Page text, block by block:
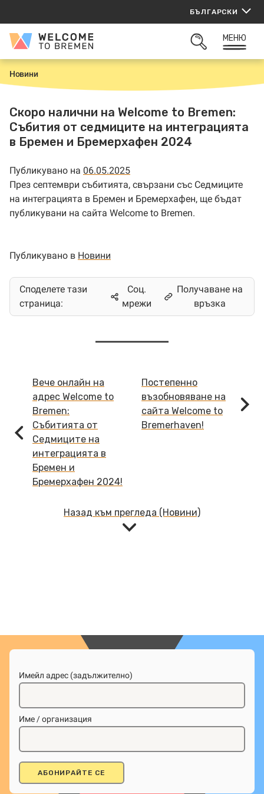
съдържанието
БЪЛГАРСКИ
Welcome
ОТВОРИ
МЕНЮ
Н
а
а
л
о
Новини
Скоро налични на Welcome to Bremen:
Събития от седмиците на интеграцията
в Бремен и Бремерхафен 2024
Публикувано на 06.05.2025
През септември събитията, свързани със Седмиците
на интеграцията в Бремен и Бремерхафен, ще бъдат
публикувани на сайта Welcome to Bremen.
Публикувано в Новини
Споделете тази
страница:
Соц.
мрежи
Получаване на
връзка
Reading
Вече онлайн на
адрес Welcome to
Bremen:
Събитията от
Седмиците на
интеграцията в
Бремен и
Бремерхафен 2024!
Назад към прегледа (Новини)
Постепенно
възобновяване на
сайта Welcome to
Bremerhaven!
Имейл адрес (задължително)
Име / организация